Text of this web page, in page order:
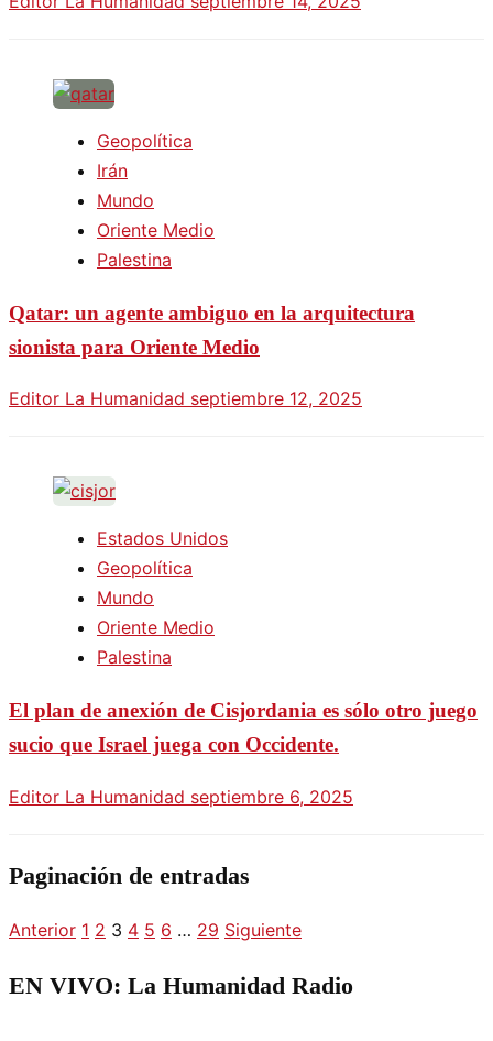
Geopolítica
Irán
Mundo
Oriente Medio
Palestina
Qatar: un agente ambiguo en la arquitectura
sionista para Oriente Medio
Editor La Humanidad septiembre 12, 2025
Estados Unidos
Geopolítica
Mundo
Oriente Medio
Palestina
El plan de anexión de Cisjordania es sólo otro juego
sucio que Israel juega con Occidente.
Editor La Humanidad septiembre 6, 2025
Paginación de entradas
Anterior 1 2 3 4 5 6 … 29 Siguiente
EN VIVO: La Humanidad Radio